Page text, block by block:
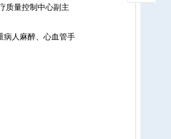
质量控制中心副主
病人麻醉、心血管手